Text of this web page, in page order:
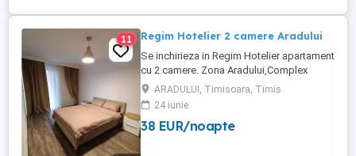
11 Regim Hotelier 2 camere Aradului
Se inchirieza in Regim Hotelier apartament
cu 2 camere. Zona Aradului,Complex
Rezidential. Apartamentul este utilat și
dotat complet ,aer condiționat, centrala
termica,videointerfon. Preț 200 Ron
noapte
ARADULUI, Timisoara, Timis
24 iunie
38 EUR/noapte